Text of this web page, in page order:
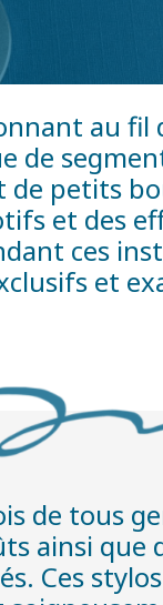
au fil
de
de petits
et des
ces
et
de tous
ainsi que
Ces